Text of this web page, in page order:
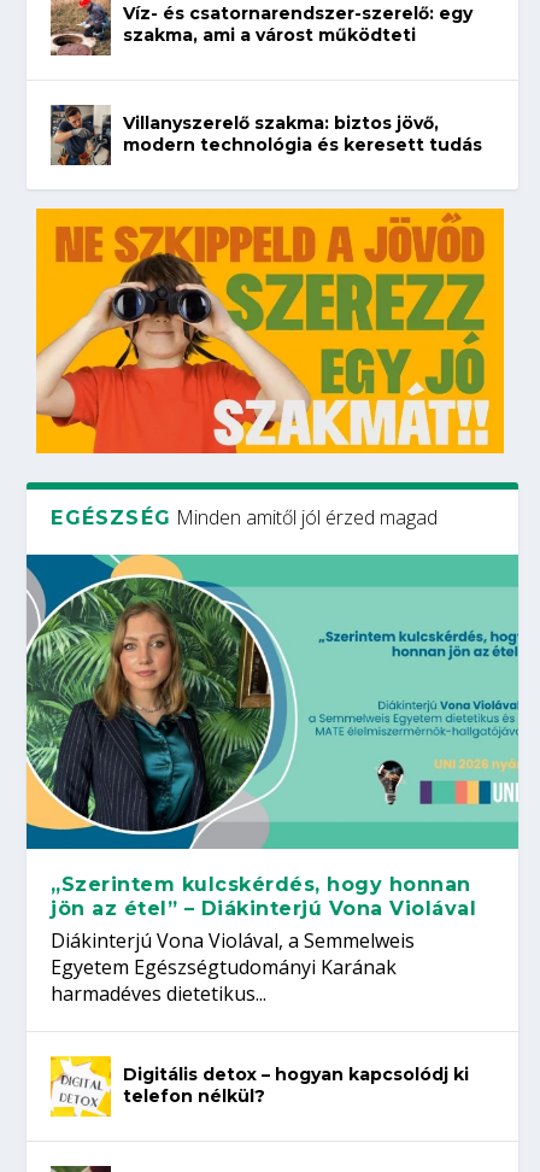
Víz- és csatornarendszer-szerelő: egy
szakma, ami a várost működteti
Villanyszerelő szakma: biztos jövő,
modern technológia és keresett tudás
EGÉSZSÉG Minden amitől jól érzed magad
„Szerintem kulcskérdés, hogy honnan
jön az étel” – Diákinterjú Vona Violával
Diákinterjú Vona Violával, a Semmelweis
Egyetem Egészségtudományi Karának
harmadéves dietetikus...
Digitális detox – hogyan kapcsolódj ki
telefon nélkül?